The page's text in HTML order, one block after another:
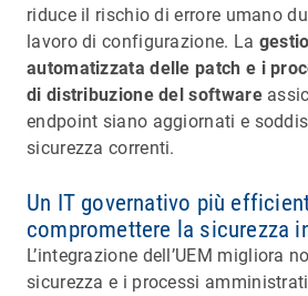
riduce il rischio di errore umano
lavoro di configurazione. La
automatizzata delle patch e i
di distribuzione del software
endpoint siano aggiornati e
sicurezza correnti.
Un IT governativo più
compromettere la sicurezza
L’integrazione dell’UEM migliora
sicurezza e i processi